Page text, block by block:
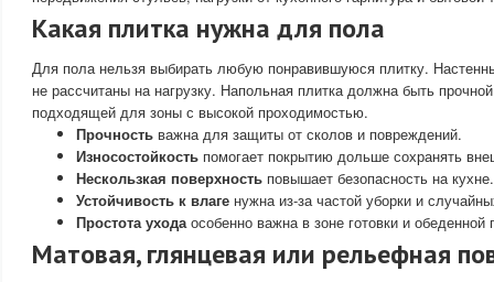
Какая плитка нужна для пола
Для пола нельзя выбирать любую понравившуюся плитку.
не рассчитаны на нагрузку. Напольная плитка должна быть
подходящей для зоны с высокой проходимостью.
Прочность важна для защиты от сколов и повреждений.
Износостойкость помогает покрытию дольше сохранять
Нескользкая поверхность повышает безопасность на кухне.
Устойчивость к влаге нужна из-за частой уборки и
Простота уходаособенно важна в зоне готовки и обеденной
Матовая, глянцевая или рельефная